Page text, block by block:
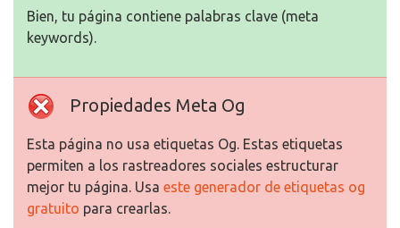
Bien, tu página contiene palabras clave (meta
keywords).
Propiedades Meta Og
Esta página no usa etiquetas Og. Estas etiquetas
permiten a los rastreadores sociales estructurar
mejor tu página. Usa este generador de etiquetas og
gratuito para crearlas.